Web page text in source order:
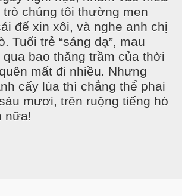
trò chúng tôi thường men
để xin xôi, và nghe anh chị
Tuổi trẻ “sáng dạ”, mau
bao thăng trầm của thời
mất đi nhiều. Nhưng
cấy lúa thì chẳng thể phai
mươi, trên ruộng tiếng hò
nữa!